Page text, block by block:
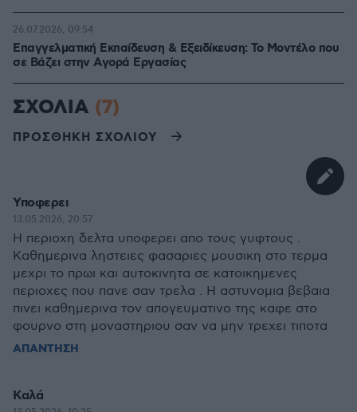
Επαγγελματική Εκπαίδευση & Εξειδίκευση: Το Mοντέλο που
σε Bάζει στην Aγορά Eργασίας
26.07.2026, 09:54
ΣΧΟΛΙΑ (7)
ΠΡΟΣΘΗΚΗ ΣΧΟΛΙΟΥ
Υποφερει
13.05.2026, 20:57
Η περιοχη δελτα υποφερει απο τους γυφτους .
Καθημερινα ληστειες φασαριες μουσικη στο τερμα
μεχρι το πρωι και αυτοκινητα σε κατοικημενες
περιοχες που πανε σαν τρελα . Η αστυνομια βεβαια
πινει καθημερινα τον απογευματινο της καφε στο
φουρνο στη μοναστηριου σαν να μην τρεχει τιποτα
ΑΠΑΝΤΗΣΗ
Καλά